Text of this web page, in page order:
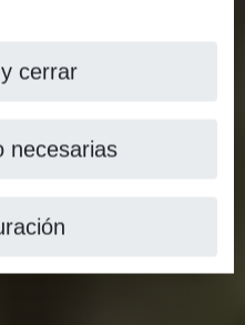
cerrar
necesarias